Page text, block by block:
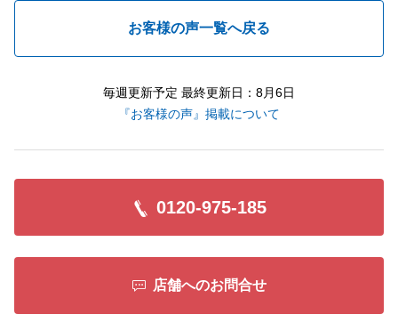
お客様の声一覧へ戻る
毎週更新予定 最終更新日：8月6日
『お客様の声』掲載について
0120-975-185
店舗へのお問合せ